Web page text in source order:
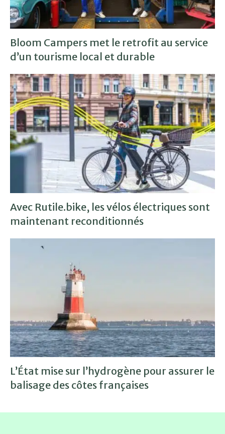
Bloom Campers met le retrofit au service
d’un tourisme local et durable
Avec Rutile.bike, les vélos électriques sont
maintenant reconditionnés
L’État mise sur l’hydrogène pour assurer le
balisage des côtes françaises